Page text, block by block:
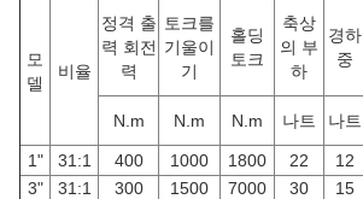
모
델
비율
정격 출
력 회전
력
토크를
기울이
기
홀딩
토크
축상
의 부
하
경하
중
N.m N.m N.m 나트 나트
1"
31:1 400 1000 1800 22 12
3"
31:1 300 1500 7000 30 15